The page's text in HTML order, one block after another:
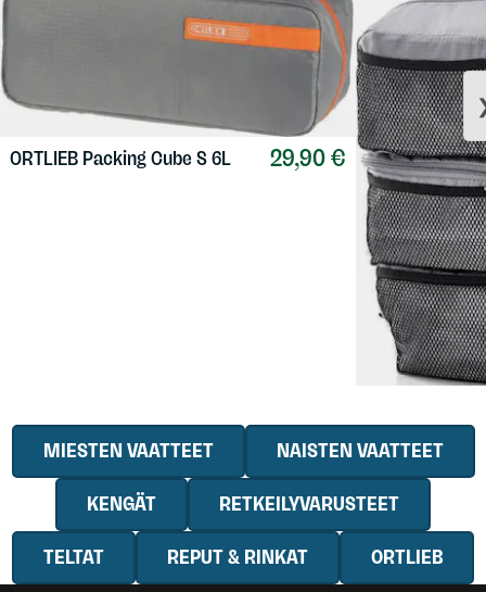
29,90 €
ORTLIEB Packing Cube S 6L
ORTLIEB
Pannier
MIESTEN VAATTEET NAISTEN VAATTEET
KENGÄT RETKEILYVARUSTEET
TELTAT REPUT & RINKAT ORTLIEB